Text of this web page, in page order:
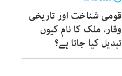
قومی شناخت اور تاریخی
وقار، ملک کا نام کیوں
تبدیل کیا جاتا ہے؟